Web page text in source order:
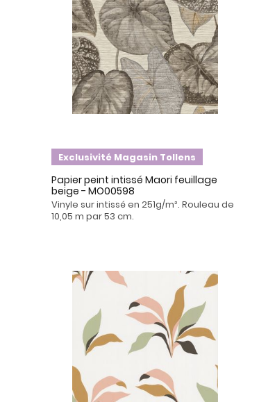
Exclusivité Magasin Tollens
Papier peint intissé Maori feuillage
beige - MO00598
Vinyle sur intissé en 251g/m². Rouleau de
10,05 m par 53 cm.